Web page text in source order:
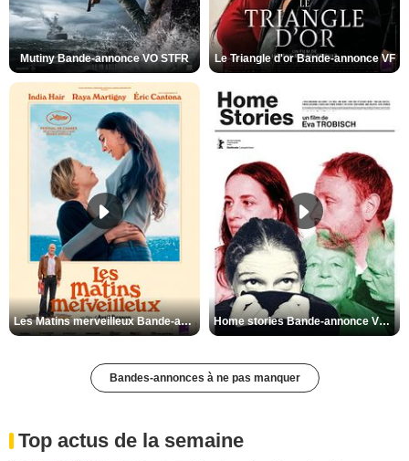
Mutiny Bande-annonce VO STFR Le Triangle d'or Bande-annonce VF
Les Matins merveilleux Bande-annonce VF Home stories Bande-annonce VO STFR
Bandes-annonces à ne pas manquer
Top actus de la semaine